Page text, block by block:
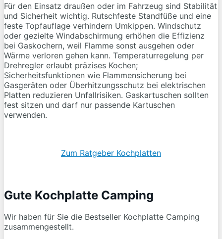
Für den Einsatz draußen oder im Fahrzeug sind Stabilität
und Sicherheit wichtig. Rutschfeste Standfüße und eine
feste Topfauflage verhindern Umkippen. Windschutz
oder gezielte Windabschirmung erhöhen die Effizienz
bei Gaskochern, weil Flamme sonst ausgehen oder
Wärme verloren gehen kann. Temperaturregelung per
Drehregler erlaubt präzises Kochen;
Sicherheitsfunktionen wie Flammensicherung bei
Gasgeräten oder Überhitzungsschutz bei elektrischen
Platten reduzieren Unfallrisiken. Gaskartuschen sollten
fest sitzen und darf nur passende Kartuschen
verwenden.
Zum Ratgeber Kochplatten
Gute Kochplatte Camping
Wir haben für Sie die Bestseller Kochplatte Camping
zusammengestellt.